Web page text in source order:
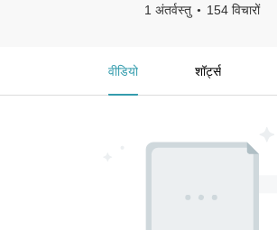
1 अंतर्वस्तु
154 विचारों
वीडियो शॉर्ट्स